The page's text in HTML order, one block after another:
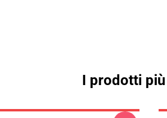
I prodotti